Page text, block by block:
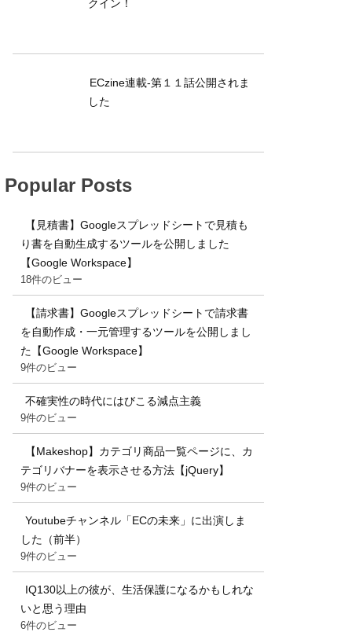
クイン！
ECzine連載-第１１話公開されま
した
Popular Posts
【見積書】Googleスプレッドシートで見積も
り書を自動生成するツールを公開しました
【Google Workspace】
18件のビュー
【請求書】Googleスプレッドシートで請求書
を自動作成・一元管理するツールを公開しまし
た【Google Workspace】
9件のビュー
不確実性の時代にはびこる減点主義
9件のビュー
【Makeshop】カテゴリ商品一覧ページに、カ
テゴリバナーを表示させる方法【jQuery】
9件のビュー
Youtubeチャンネル「ECの未来」に出演しま
した（前半）
9件のビュー
IQ130以上の彼が、生活保護になるかもしれな
いと思う理由
6件のビュー